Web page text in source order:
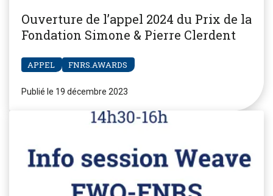
Ouverture de l’appel 2024 du Prix de la
Fondation Simone & Pierre Clerdent
APPEL FNRS.AWARDS
Publié le 19 décembre 2023